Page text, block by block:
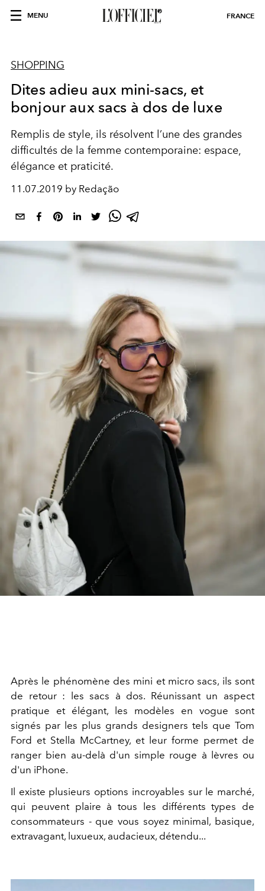
MENU FRANCE
SHOPPING
Dites adieu aux mini-sacs, et
bonjour aux sacs à dos de luxe
Remplis de style, ils résolvent l’une des grandes
difficultés de la femme contemporaine: espace,
élégance et praticité.
11.07.2019 by Redação
Après le phénomène des mini et micro sacs, ils sont
de retour : les sacs à dos. Réunissant un aspect
pratique et élégant, les modèles en vogue sont
signés par les plus grands designers tels que Tom
Ford et Stella McCartney, et leur forme permet de
ranger bien au-delà d'un simple rouge à lèvres ou
d'un iPhone.
Il existe plusieurs options incroyables sur le marché,
qui peuvent plaire à tous les différents types de
consommateurs - que vous soyez minimal, basique,
extravagant, luxueux, audacieux, détendu...